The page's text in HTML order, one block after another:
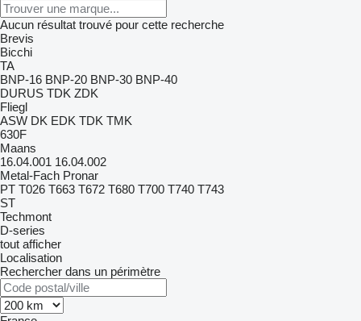
Aucun résultat trouvé pour cette recherche
Brevis
Bicchi
TA
BNP-16 BNP-20 BNP-30 BNP-40
DURUS TDK ZDK
Fliegl
ASW DK EDK TDK TMK
630F
Maans
16.04.001 16.04.002
Metal-Fach Pronar
PT T026 T663 T672 T680 T700 T740 T743
ST
Techmont
D-series
tout afficher
Localisation
Rechercher dans un périmètre